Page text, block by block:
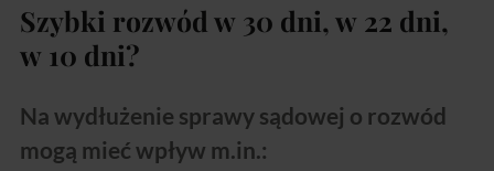
Szybki rozwód w 30 dni, w 22 dni,
w 10 dni?
Na wydłużenie sprawy sądowej o rozwód
mogą mieć wpływ m.in.: